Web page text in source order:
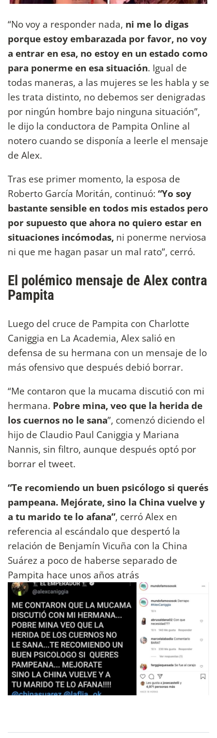
“No voy a responder nada, ni me lo digas
porque estoy embarazada por favor, no voy
a entrar en esa, no estoy en un estado como
para ponerme en esa situación. Igual de
todas maneras, a las mujeres se les habla y se
les trata distinto, no debemos ser denigradas
por ningún hombre bajo ninguna situación”,
le dijo la conductora de Pampita Online al
notero cuando se disponía a leerle el mensaje
de Alex.
Tras ese primer momento, la esposa de
Roberto García Moritán, continuó: “Yo soy
bastante sensible en todos mis estados pero
por supuesto que ahora no quiero estar en
situaciones incómodas, ni ponerme nerviosa
ni que me hagan pasar un mal rato”, cerró.
El polémico mensaje de Alex contra
Pampita
Luego del cruce de Pampita con Charlotte
Caniggia en La Academia, Alex salió en
defensa de su hermana con un mensaje de lo
más ofensivo que después debió borrar.
“Me contaron que la mucama discutió con mi
hermana. Pobre mina, veo que la herida de
los cuernos no le sana”, comenzó diciendo el
hijo de Claudio Paul Caniggia y Mariana
Nannis, sin filtro, aunque después optó por
borrar el tweet.
“Te recomiendo un buen psicólogo si querés
pampeana. Mejórate, sino la China vuelve y
a tu marido te lo afana”, cerró Alex en
referencia al escándalo que despertó la
relación de Benjamín Vicuña con la China
Suárez a poco de haberse separado de
Pampita hace unos años atrás